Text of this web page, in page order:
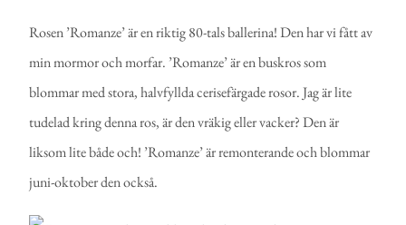
Rosen ’Romanze’ är en riktig 80-tals ballerina! Den har vi fått av
min mormor och morfar. ’Romanze’ är en buskros som
blommar med stora, halvfyllda cerisefärgade rosor. Jag är lite
tudelad kring denna ros, är den vräkig eller vacker? Den är
liksom lite både och! ’Romanze’ är remonterande och blommar
juni-oktober den också.